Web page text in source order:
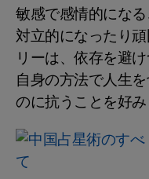
敏感で感情的にな
対立的になったり
リーは、依存を避
自身の方法で人生
のに抗うことを好み